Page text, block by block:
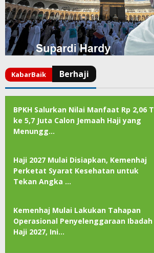
BPKH Salurkan Nilai Manfaat Rp 2,06 T
ke 5,7 Juta Calon Jemaah Haji yang
Menungg…
Haji 2027 Mulai Disiapkan, Kemenhaj
Perketat Syarat Kesehatan untuk
Tekan Angka …
Kemenhaj Mulai Lakukan Tahapan
Operasional Penyelenggaraan Ibadah
Haji 2027, Ini…